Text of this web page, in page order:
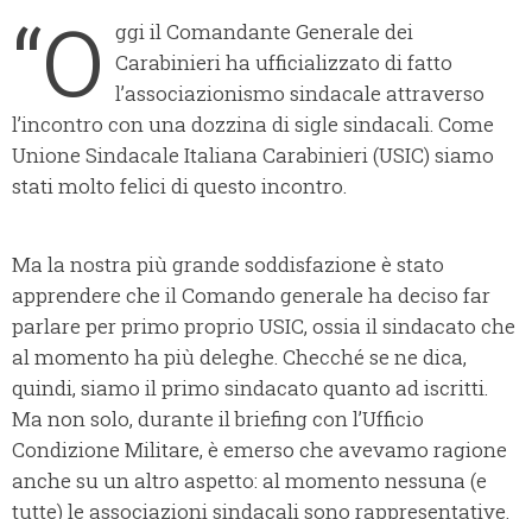
“O ggi il Comandante Generale dei
Carabinieri ha ufficializzato di fatto
l’associazionismo sindacale attraverso
l’incontro con una dozzina di sigle sindacali. Come
Unione Sindacale Italiana Carabinieri (USIC) siamo
stati molto felici di questo incontro.
Ma la nostra più grande soddisfazione è stato
apprendere che il Comando generale ha deciso far
parlare per primo proprio USIC, ossia il sindacato che
al momento ha più deleghe. Checché se ne dica,
quindi, siamo il primo sindacato quanto ad iscritti.
Ma non solo, durante il briefing con l’Ufficio
Condizione Militare, è emerso che avevamo ragione
anche su un altro aspetto: al momento nessuna (e
tutte) le associazioni sindacali sono rappresentative.